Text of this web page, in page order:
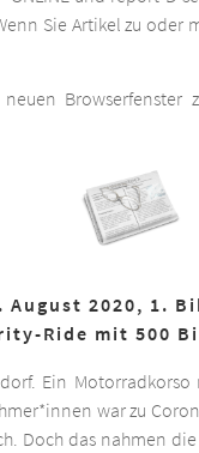
Sie Artikel zu oder
Browserfenster
August 2020, 1.
Ride mit 500
Ein
war zu
Doch das nahmen